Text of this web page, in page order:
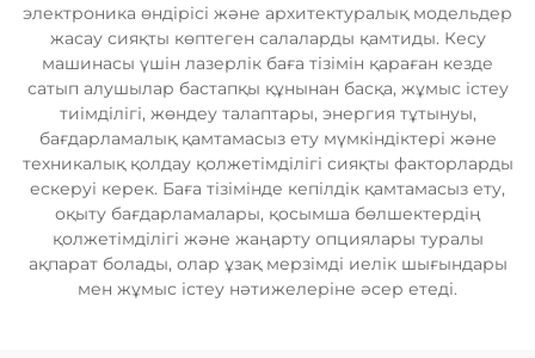
электроника өндірісі және архитектуралық модельдер
жасау сияқты көптеген салаларды қамтиды. Кесу
машинасы үшін лазерлік баға тізімін қараған кезде
сатып алушылар бастапқы құнынан басқа, жұмыс істеу
тиімділігі, жөндеу талаптары, энергия тұтынуы,
бағдарламалық қамтамасыз ету мүмкіндіктері және
техникалық қолдау қолжетімділігі сияқты факторларды
ескеруі керек. Баға тізімінде кепілдік қамтамасыз ету,
оқыту бағдарламалары, қосымша бөлшектердің
қолжетімділігі және жаңарту опциялары туралы
ақпарат болады, олар ұзақ мерзімді иелік шығындары
мен жұмыс істеу нәтижелеріне әсер етеді.